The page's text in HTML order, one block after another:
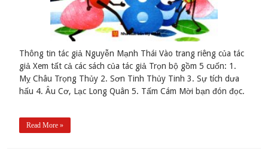
Thông tin tác giả Nguyễn Mạnh Thái Vào trang riêng của tác
giả Xem tất cả các sách của tác giả Trọn bộ gồm 5 cuốn: 1.
Mỵ Châu Trọng Thủy 2. Sơn Tinh Thủy Tinh 3. Sự tích dưa
hấu 4. Âu Cơ, Lạc Long Quân 5. Tấm Cám Mời bạn đón đọc.
Read More »